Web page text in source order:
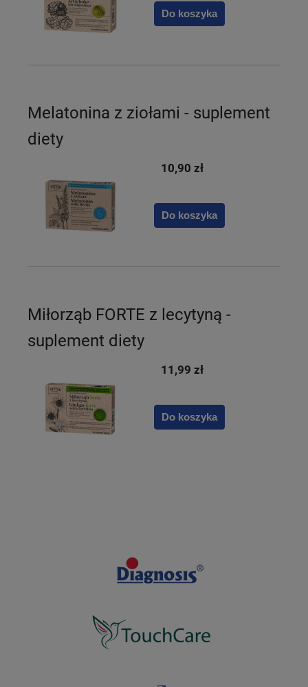
Do koszyka
Melatonina z ziołami - suplement
diety
10,90 zł
Do koszyka
Miłorząb FORTE z lecytyną -
suplement diety
11,99 zł
Do koszyka